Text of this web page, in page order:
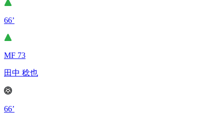
66’
MF 73
田中 稔也
66’